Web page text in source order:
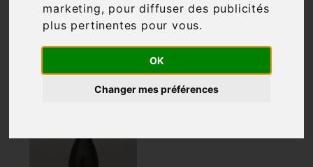
marketing, pour diffuser des publicités
plus pertinentes pour vous.
OK
Changer mes préférences
Pertinence